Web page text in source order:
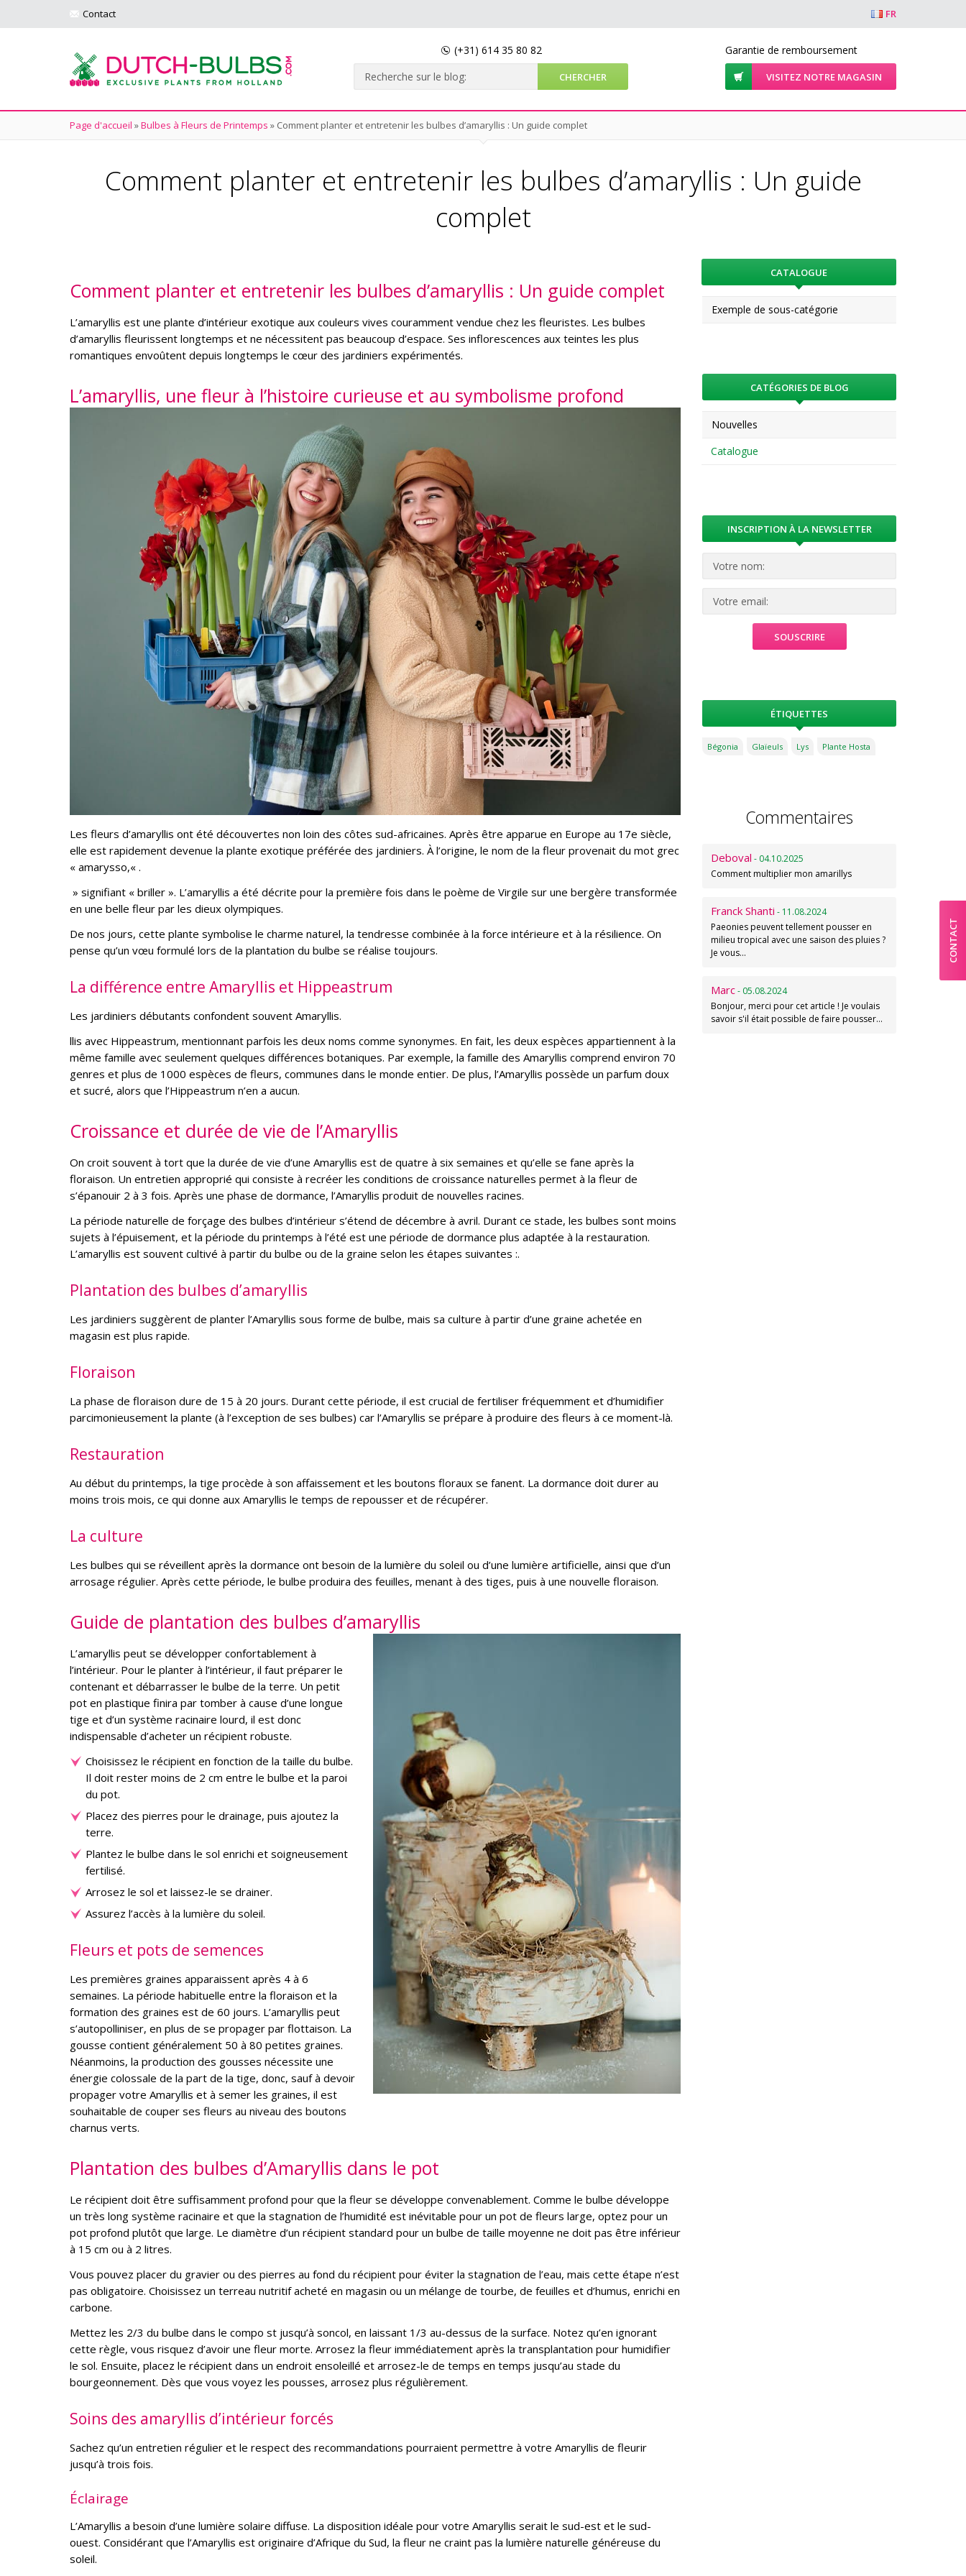
Contact FR
(+31) 614 35 80 82 Garantie de remboursement
VISITEZ NOTRE MAGASIN
Page d'accueil »Bulbes à Fleurs de Printemps » Comment planter et entretenir les bulbes d’amaryllis : Un guide complet
Comment planter et entretenir les bulbes d’amaryllis : Un guide
complet
Comment planter et entretenir les bulbes d’amaryllis : Un guide complet
L’amaryllis est une plante d’intérieur exotique aux couleurs vives couramment vendue chez les fleuristes. Les bulbes
d’amaryllis fleurissent longtemps et ne nécessitent pas beaucoup d’espace. Ses inflorescences aux teintes les plus
romantiques envoûtent depuis longtemps le cœur des jardiniers expérimentés.
L’amaryllis, une fleur à l’histoire curieuse et au symbolisme profond
Les fleurs d’amaryllis ont été découvertes non loin des côtes sud-africaines. Après être apparue en Europe au 17e siècle,
elle est rapidement devenue la plante exotique préférée des jardiniers. À l’origine, le nom de la fleur provenait du mot grec
« amarysso,« .
» signifiant « briller ». L’amaryllis a été décrite pour la première fois dans le poème de Virgile sur une bergère transformée
en une belle fleur par les dieux olympiques.
De nos jours, cette plante symbolise le charme naturel, la tendresse combinée à la force intérieure et à la résilience. On
pense qu’un vœu formulé lors de la plantation du bulbe se réalise toujours.
La différence entre Amaryllis et Hippeastrum
Les jardiniers débutants confondent souvent Amaryllis.
llis avec Hippeastrum, mentionnant parfois les deux noms comme synonymes. En fait, les deux espèces appartiennent à la
même famille avec seulement quelques différences botaniques. Par exemple, la famille des Amaryllis comprend environ 70
genres et plus de 1000 espèces de fleurs, communes dans le monde entier. De plus, l’Amaryllis possède un parfum doux
et sucré, alors que l’Hippeastrum n’en a aucun.
Croissance et durée de vie de l’Amaryllis
On croit souvent à tort que la durée de vie d’une Amaryllis est de quatre à six semaines et qu’elle se fane après la
floraison. Un entretien approprié qui consiste à recréer les conditions de croissance naturelles permet à la fleur de
s’épanouir 2 à 3 fois. Après une phase de dormance, l’Amaryllis produit de nouvelles racines.
La période naturelle de forçage des bulbes d’intérieur s’étend de décembre à avril. Durant ce stade, les bulbes sont moins
sujets à l’épuisement, et la période du printemps à l’été est une période de dormance plus adaptée à la restauration.
L’amaryllis est souvent cultivé à partir du bulbe ou de la graine selon les étapes suivantes :.
Plantation des bulbes d’amaryllis
Les jardiniers suggèrent de planter l’Amaryllis sous forme de bulbe, mais sa culture à partir d’une graine achetée en
magasin est plus rapide.
Floraison
La phase de floraison dure de 15 à 20 jours. Durant cette période, il est crucial de fertiliser fréquemment et d’humidifier
parcimonieusement la plante (à l’exception de ses bulbes) car l’Amaryllis se prépare à produire des fleurs à ce moment-là.
Restauration
Au début du printemps, la tige procède à son affaissement et les boutons floraux se fanent. La dormance doit durer au
moins trois mois, ce qui donne aux Amaryllis le temps de repousser et de récupérer.
La culture
Les bulbes qui se réveillent après la dormance ont besoin de la lumière du soleil ou d’une lumière artificielle, ainsi que d’un
arrosage régulier. Après cette période, le bulbe produira des feuilles, menant à des tiges, puis à une nouvelle floraison.
Guide de plantation des bulbes d’amaryllis
L’amaryllis peut se développer confortablement à
l’intérieur. Pour le planter à l’intérieur, il faut préparer le
contenant et débarrasser le bulbe de la terre. Un petit
pot en plastique finira par tomber à cause d’une longue
tige et d’un système racinaire lourd, il est donc
indispensable d’acheter un récipient robuste.
Choisissez le récipient en fonction de la taille du bulbe.
Il doit rester moins de 2 cm entre le bulbe et la paroi
du pot.
Placez des pierres pour le drainage, puis ajoutez la
terre.
Plantez le bulbe dans le sol enrichi et soigneusement
fertilisé.
Arrosez le sol et laissez-le se drainer.
Assurez l’accès à la lumière du soleil.
Fleurs et pots de semences
Les premières graines apparaissent après 4 à 6
semaines. La période habituelle entre la floraison et la
formation des graines est de 60 jours. L’amaryllis peut
s’autopolliniser, en plus de se propager par flottaison. La
gousse contient généralement 50 à 80 petites graines.
Néanmoins, la production des gousses nécessite une
énergie colossale de la part de la tige, donc, sauf à devoir
propager votre Amaryllis et à semer les graines, il est
souhaitable de couper ses fleurs au niveau des boutons
charnus verts.
Plantation des bulbes d’Amaryllis dans le pot
Le récipient doit être suffisamment profond pour que la fleur se développe convenablement. Comme le bulbe développe
un très long système racinaire et que la stagnation de l’humidité est inévitable pour un pot de fleurs large, optez pour un
pot profond plutôt que large. Le diamètre d’un récipient standard pour un bulbe de taille moyenne ne doit pas être inférieur
à 15 cm ou à 2 litres.
Vous pouvez placer du gravier ou des pierres au fond du récipient pour éviter la stagnation de l’eau, mais cette étape n’est
pas obligatoire. Choisissez un terreau nutritif acheté en magasin ou un mélange de tourbe, de feuilles et d’humus, enrichi en
carbone.
Mettez les 2/3 du bulbe dans le compo st jusqu’à soncol, en laissant 1/3 au-dessus de la surface. Notez qu’en ignorant
cette règle, vous risquez d’avoir une fleur morte. Arrosez la fleur immédiatement après la transplantation pour humidifier
le sol. Ensuite, placez le récipient dans un endroit ensoleillé et arrosez-le de temps en temps jusqu’au stade du
bourgeonnement. Dès que vous voyez les pousses, arrosez plus régulièrement.
Soins des amaryllis d’intérieur forcés
Sachez qu’un entretien régulier et le respect des recommandations pourraient permettre à votre Amaryllis de fleurir
jusqu’à trois fois.
Éclairage
L’Amaryllis a besoin d’une lumière solaire diffuse. La disposition idéale pour votre Amaryllis serait le sud-est et le sud-
ouest. Considérant que l’Amaryllis est originaire d’Afrique du Sud, la fleur ne craint pas la lumière naturelle généreuse du
soleil.
CATALOGUE
Exemple de sous-catégorie
CATÉGORIES DE BLOG
Nouvelles
Catalogue
INSCRIPTION À LA NEWSLETTER
ÉTIQUETTES
Bégonia Glaïeuls Lys Plante Hosta
Commentaires
Deboval - 04.10.2025
Comment multiplier mon amarillys
Franck Shanti - 11.08.2024
Paeonies peuvent tellement pousser en
milieu tropical avec une saison des pluies ?
Je vous…
Marc- 05.08.2024
Bonjour, merci pour cet article ! Je voulais
savoir s'il était possible de faire pousser…
CONTACT